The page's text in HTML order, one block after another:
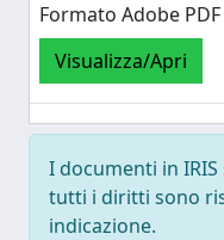
Formato Adobe PDF
Visualizza/Apri
I documenti in
tutti i diritti sono
indicazione.